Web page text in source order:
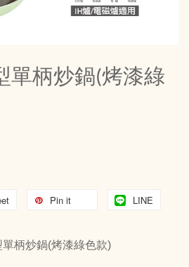
單柄炒鍋(烤漆綠
Pin it LINE
柄炒鍋(烤漆綠色款)